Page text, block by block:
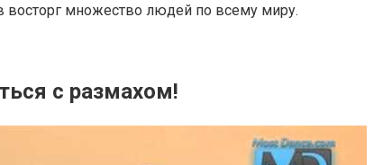
восторг множество людей по всему миру.
с размахом!